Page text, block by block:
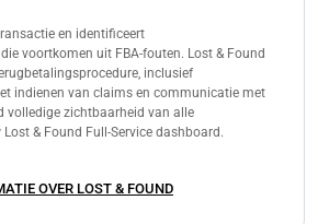
en identificeert
voortkomen uit FBA-fouten. Lost & Found
inclusief
indienen van claims en communicatie met
volledige zichtbaarheid van alle
& Found Full-Service dashboard.
OVER LOST & FOUND